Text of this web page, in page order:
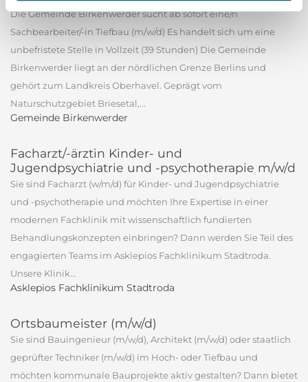
Die Gemeinde Birkenwerder sucht ab sofort eine/n
Sachbearbeiter/-in Tiefbau (m/w/d) Es handelt sich um eine
unbefristete Stelle in Vollzeit (39 Stunden) Die Gemeinde
Birkenwerder liegt an der nördlichen Grenze Berlins und
gehört zum Landkreis Oberhavel. Geprägt vom
Naturschutzgebiet Briesetal,...
Gemeinde Birkenwerder
Facharzt/-ärztin Kinder- und
Jugendpsychiatrie und -psychotherapie m/w/d
Sie sind Facharzt (w/m/d) für Kinder- und Jugendpsychiatrie
und -psychotherapie und möchten Ihre Expertise in einer
modernen Fachklinik mit wissenschaftlich fundierten
Behandlungskonzepten einbringen? Dann werden Sie Teil des
engagierten Teams im Asklepios Fachklinikum Stadtroda.
Unsere Klinik...
Asklepios Fachklinikum Stadtroda
Ortsbaumeister (m/w/d)
Sie sind Bauingenieur (m/w/d), Architekt (m/w/d) oder staatlich
geprüfter Techniker (m/w/d) im Hoch- oder Tiefbau und
möchten kommunale Bauprojekte aktiv gestalten? Dann bietet